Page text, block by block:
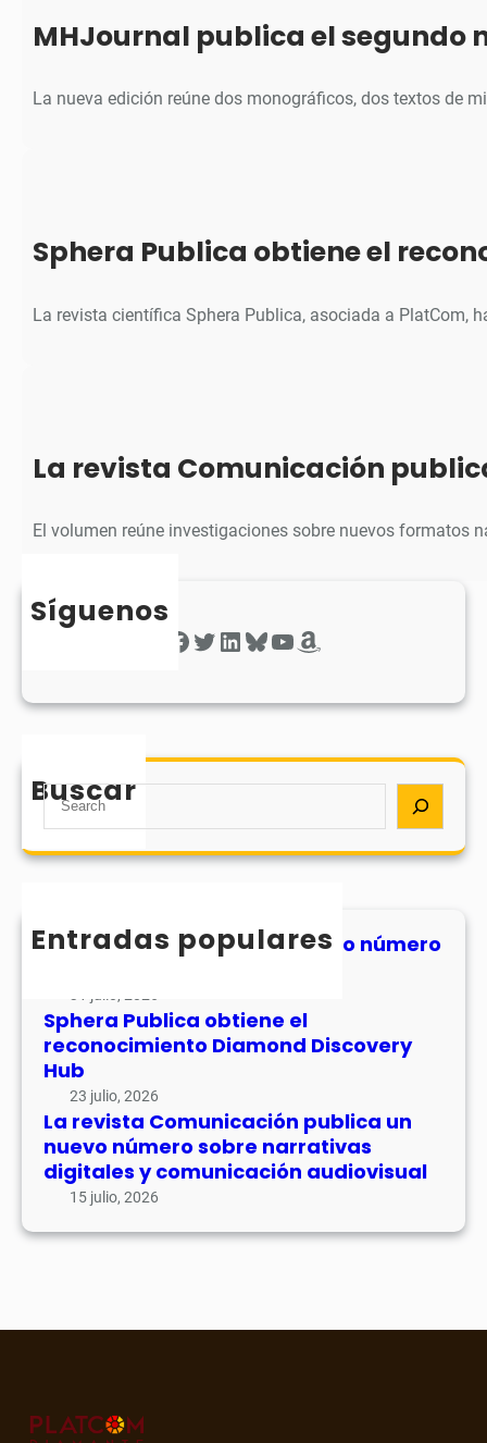
MHJournal publica el segundo
La nueva edición reúne dos monográficos, dos textos de
Sphera Publica obtiene el
La revista científica Sphera Publica, asociada a PlatCom,
La revista Comunicación
El volumen reúne investigaciones sobre nuevos formatos
Síguenos
Twitter LinkedIn Bluesky YouTube Amazon
Buscar
S
a
h
Entradas populares
MHJournal publica el segundo número
Sphera Publica obtiene el
reconocimiento Diamond Discovery
Hub
23 julio, 2026
La revista Comunicación publica un
nuevo número sobre narrativas
digitales y comunicación audiovisual
15 julio, 2026